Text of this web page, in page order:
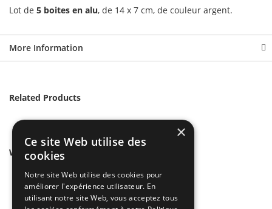
Lot de 5 boites en alu, de 14 x 7 cm, de couleur argent.
More Information
Related Products
We found other products you might like!
×
Ce site Web utilise des
cookies
Notre site Web utilise des cookies pour
améliorer l'expérience utilisateur. En
utilisant notre site Web, vous acceptez tous